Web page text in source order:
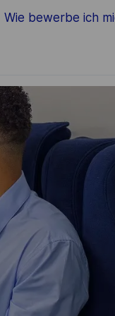
Wie bewerbe ich